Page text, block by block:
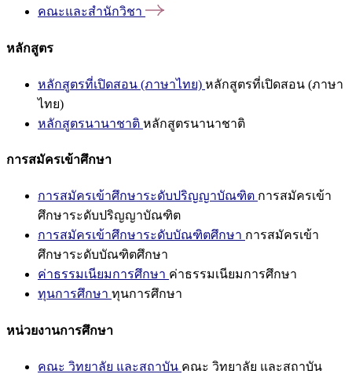
คณะและสำนักวิชา
หลักสูตร
หลักสูตรที่เปิดสอน (ภาษาไทย) หลักสูตรที่เปิดสอน (ภาษา
ไทย)
หลักสูตรนานาชาติ หลักสูตรนานาชาติ
การสมัครเข้าศึกษา
การสมัครเข้าศึกษาระดับปริญญาบัณฑิต การสมัครเข้า
ศึกษาระดับปริญญาบัณฑิต
การสมัครเข้าศึกษาระดับบัณฑิตศึกษา การสมัครเข้า
ศึกษาระดับบัณฑิตศึกษา
ค่าธรรมเนียมการศึกษา ค่าธรรมเนียมการศึกษา
ทุนการศึกษา ทุนการศึกษา
หน่วยงานการศึกษา
คณะ วิทยาลัย และสถาบัน คณะ วิทยาลัย และสถาบัน